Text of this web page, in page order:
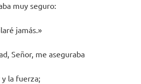
muy seguro:
jamás.»
Señor, me aseguraba
la fuerza;